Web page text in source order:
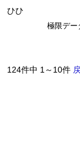
ひひ
極限デー
124件中 1～10件